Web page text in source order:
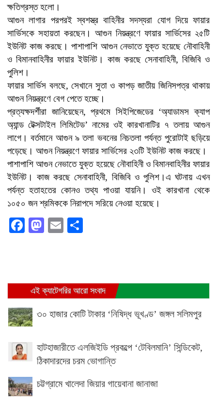
ক্ষতিগ্রস্ত হলো।
আগুন লাগার পরপরই স্বশস্ত্র বাহিনীর সদস্যরা যোগ দিয়ে ফায়ার
সার্ভিসকে সহায়তা করছেন। আগুন নিয়ন্ত্রণে ফায়ার সার্ভিসের ২৫টি
ইউনিট কাজ করছে। পাশাপাশি আগুন নেভাতে যুক্ত হয়েছে নৌবাহিনী
ও বিমানবাহিনীর ফায়ার ইউনিট। কাজ করছে সেনাবাহিনী, বিজিবি ও
পুলিশ।
ফায়ার সার্ভিস বলছে, সেখানে সুতা ও কাপড় জাতীয় জিনিসপত্র থাকায়
আগুন নিয়ন্ত্রণে বেগ পেতে হচ্ছে।
প্রত্যক্ষদর্শীরা জানিয়েছেন, প্রথমে সিইপিজেডের ‘অ্যাডামস ক্যাপ
অ্যান্ড টেক্সটাইল লিমিটেড’ নামের ওই কারখানাটির ৭ তলায় আগুন
লাগে। বর্তমানে আগুন ৯ তলা ভবনের নিচতলা পর্যন্ত পুরোটাই ছড়িয়ে
পড়েছে। আগুন নিয়ন্ত্রণে ফায়ার সার্ভিসের ২৩টি ইউনিট কাজ করছে।
পাশাপাশি আগুন নেভাতে যুক্ত হয়েছে নৌবাহিনী ও বিমানবাহিনীর ফায়ার
ইউনিট। কাজ করছে সেনাবাহিনী, বিজিবি ও পুলিশ।এ ঘটনায় এখন
পর্যন্ত হতাহতের কোনও তথ্য পাওয়া যায়নি। ওই কারখানা থেকে
১০৫০ জন শ্রমিককে নিরাপদে সরিয়ে নেওয়া হয়েছে।
Facebook
Mastodon
Email
এই ক্যাটেগরির আরো সংবাদ
৩০ হাজার কোটি টাকার ‘নিষিদ্ধ ভূখণ্ড’ জঙ্গল সলিমপুর
হাটহাজারীতে এলজিইডি প্রকল্পে ‘টেবিলমানি’ সিন্ডিকেট,
ঠিকাদারদের চরম ভোগান্তি
চট্টগ্রামে খালেদা জিয়ার গায়েবানা জানাজা